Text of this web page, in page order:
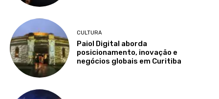
CULTURA
Paiol Digital aborda
posicionamento, inovação e
negócios globais em Curitiba